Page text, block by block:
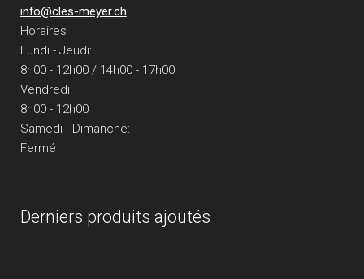
info@cles-meyer.ch
Horaires
Lundi - Jeudi:
8h00 - 12h00 / 14h00 - 17h00
Vendredi:
8h00 - 12h00
Samedi - Dimanche:
Fermé
Derniers produits ajoutés